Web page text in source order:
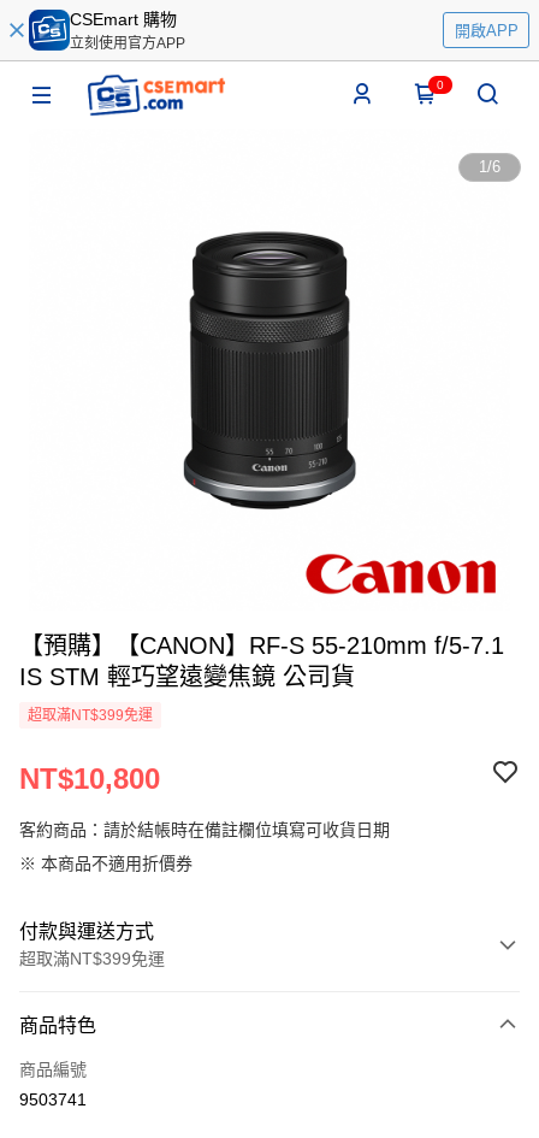
CSEmart 購物
立刻使用官方APP
開啟APP
0
1/6
【預購】【CANON】RF-S 55-210mm f/5-7.1
IS STM 輕巧望遠變焦鏡 公司貨
超取滿NT$399免運
NT$10,800
客約商品：請於結帳時在備註欄位填寫可收貨日期
※ 本商品不適用折價券
付款與運送方式
超取滿NT$399免運
信用卡一次付款
信用卡分期付款
商品特色
商品編號
9503741